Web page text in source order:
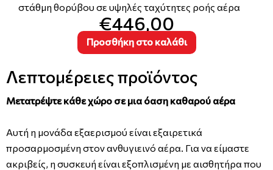
στάθμη θορύβου σε υψηλές ταχύτητες ροής αέρα
€446,00
Προσθήκη στο καλάθι
Λεπτομέρειες προϊόντος
Μετατρέψτε κάθε χώρο σε μια όαση καθαρού αέρα
Αυτή η μονάδα εξαερισμού είναι εξαιρετικά
προσαρμοσμένη στον ανθυγιεινό αέρα. Για να είμαστε
ακριβείς, η συσκευή είναι εξοπλισμένη με αισθητήρα που